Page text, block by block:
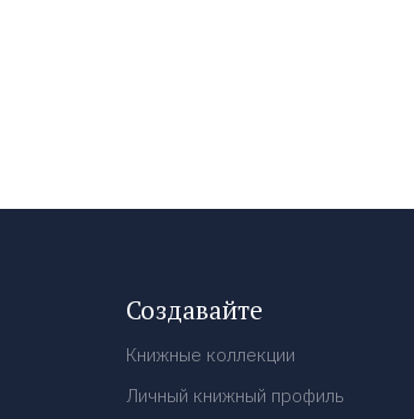
Создавайте
Книжные коллекции
Личный книжный профиль